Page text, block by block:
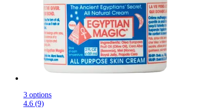
3 options
4.6 (9)